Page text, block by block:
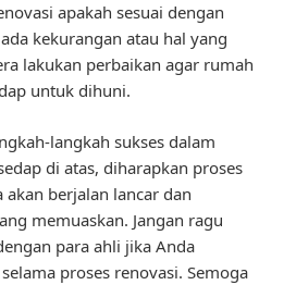
apakah sesuai dengan
kekurangan atau hal yang
lakukan perbaikan agar rumah
untuk dihuni.
langkah sukses dalam
di atas, diharapkan proses
berjalan lancar dan
memuaskan. Jangan ragu
para ahli jika Anda
proses renovasi. Semoga